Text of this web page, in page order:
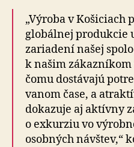
„Výroba v Košiciach
globálnej pro­dukcie
zariadení našej
k našim zákazníkom
čomu dostávajú
va­nom čase, a
dokazuje aj aktívny
o exkurziu vo
osobných návštev,“